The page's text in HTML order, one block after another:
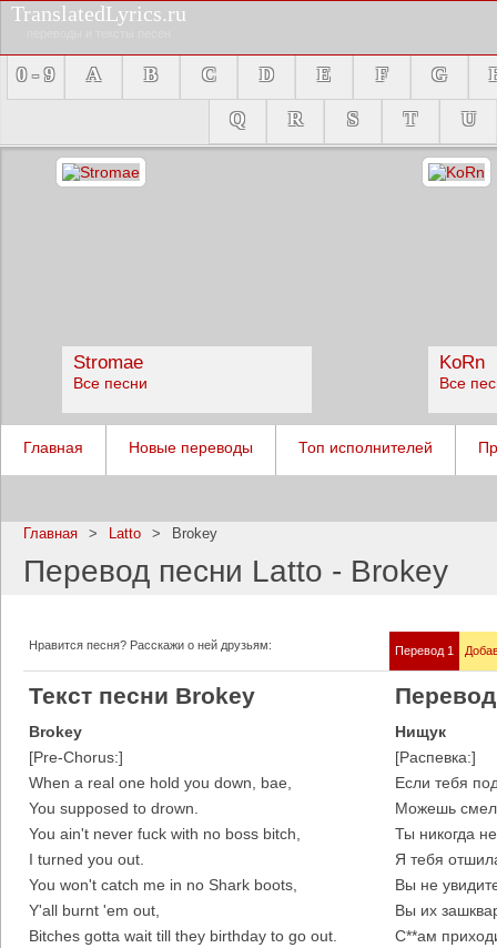
TranslatedLyrics.ru
0 - 9 A B C D E F G
Q
R S T U
Stromae
Все песни
KoRn
Все
Imagine Dragons
Все
Blind Guardian
Все песни
Pitbull
Все
Главная Новые переводы Топ исполнителей
Главная > Latto > Brokey
Перевод песни Latto - Brokey
Нравится песня? Расскажи о ней друзьям:
Текст песни Brokey
Перевод 1
Brokey
[Pre-Chorus:]
When a real one hold you down, bae,
You supposed to drown.
You ain't never fuck with no boss bitch,
I turned you out.
You won't catch me in no Shark boots,
Y'all burnt 'em out,
Bitches gotta wait till they birthday to go out.
Нищук
[Распевка:]
Если тебя
Можешь
Ты никогда
Я тебя
Вы не
Вы их
С**ам